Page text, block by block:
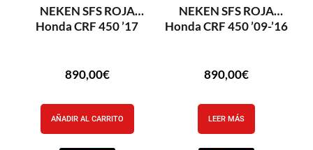
NEKEN SFS ROJA
Honda CRF 450 ’17
890,00€
AÑADIR AL CARRITO
NEKEN SFS ROJA
Honda CRF 450 ’09-’16
890,00€
LEER MÁS